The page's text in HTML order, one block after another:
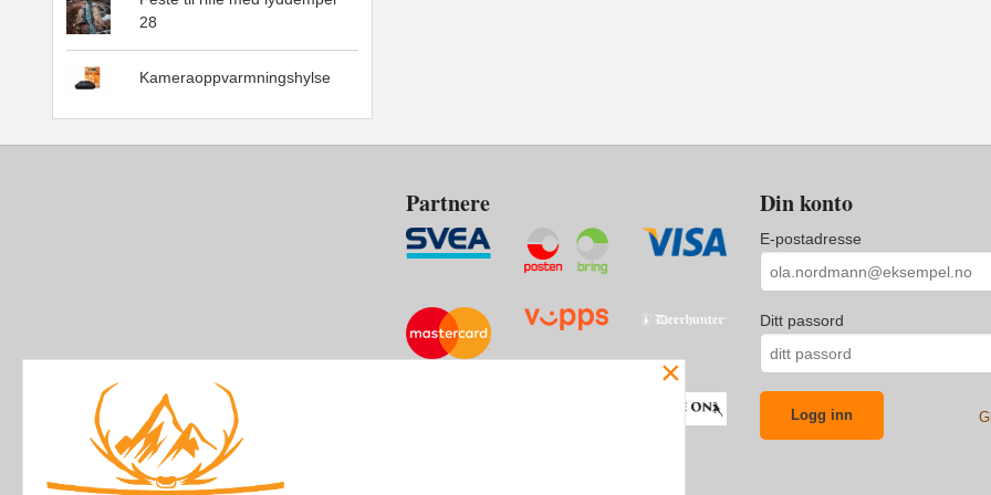
28
Kameraoppvarmningshylse
Partnere Din konto
E-postadresse
Ditt passord
×